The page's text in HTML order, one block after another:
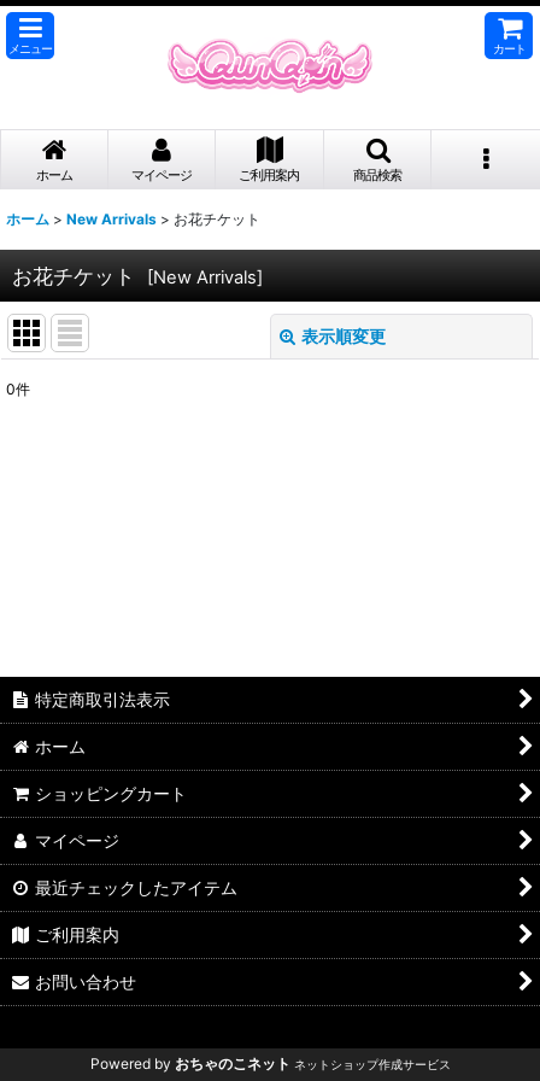
メニュー カート
ホーム マイページ ご利用案内 商品検索
ホーム > New Arrivals > お花チケット
お花チケット [New Arrivals]
表示順変更
表示数
0件
特定商取引法表示
ホーム
ショッピングカート
マイページ
最近チェックしたアイテム
ご利用案内
お問い合わせ
Powered by おちゃのこネット ネットショップ作成サービス